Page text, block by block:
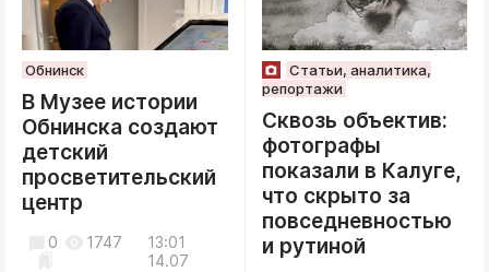
Обнинск
В Музее истории
Обнинска создают
детский
просветительский
центр
13:01
14.07
0 1747
Статьи, аналитика,
репортажи
Сквозь объектив:
фотографы
показали в Калуге,
что скрыто за
повседневностью
и рутиной